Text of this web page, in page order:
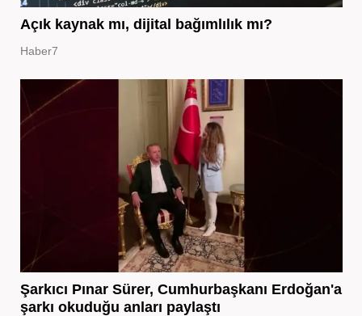
Açık kaynak mı, dijital bağımlılık mı?
Haber7
Şarkıcı Pınar Sürer, Cumhurbaşkanı Erdoğan'a
şarkı okuduğu anları paylaştı